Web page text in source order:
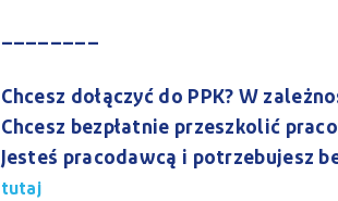
________
Chcesz dołączyć do PPK? W
Chcesz bezpłatnie przeszkolić
Jesteś pracodawcą i potrzebujesz
tutaj